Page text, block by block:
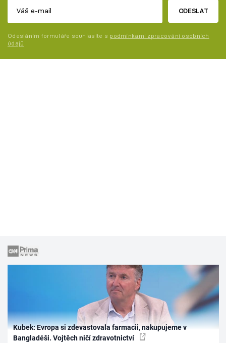
ODESLAT
Odesláním formuláře souhlasíte s podmínkami zpracování osobních
údajů
Kubek: Evropa si zdevastovala farmacii, nakupujeme v
Bangladéši. Vojtěch ničí zdravotnictví